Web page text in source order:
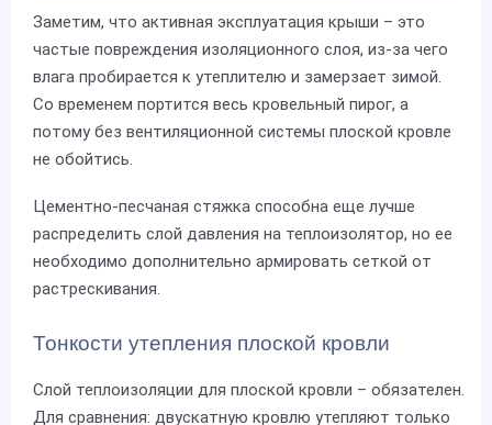
Заметим, что активная эксплуатация крыши – это
частые повреждения изоляционного слоя, из-за чего
влага пробирается к утеплителю и замерзает зимой.
Со временем портится весь кровельный пирог, а
потому без вентиляционной системы плоской кровле
не обойтись.
Цементно-песчаная стяжка способна еще лучше
распределить слой давления на теплоизолятор, но ее
необходимо дополнительно армировать сеткой от
растрескивания.
Тонкости утепления плоской кровли
Слой теплоизоляции для плоской кровли – обязателен.
Для сравнения: двускатную кровлю утепляют только